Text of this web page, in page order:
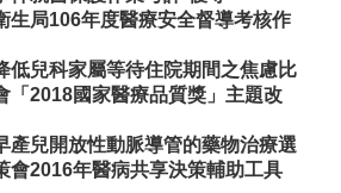
生局106年度醫療安全督導考核作
低兒科家屬等待住院期間之焦慮比
「2018國家醫療品質獎」主題改
產兒開放性動脈導管的藥物治療選
會2016年醫病共享決策輔助工具